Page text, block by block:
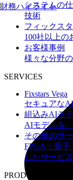
システムの
技術
フィックス
100社以上の
お客様事例
様々な分野
SERVICES
Fixstars Vega
セキュアな
組込みAIモ
AIモデルを
その他のサー
FPGA・量子
したサービス
PRODUCTS
財務ハイライト